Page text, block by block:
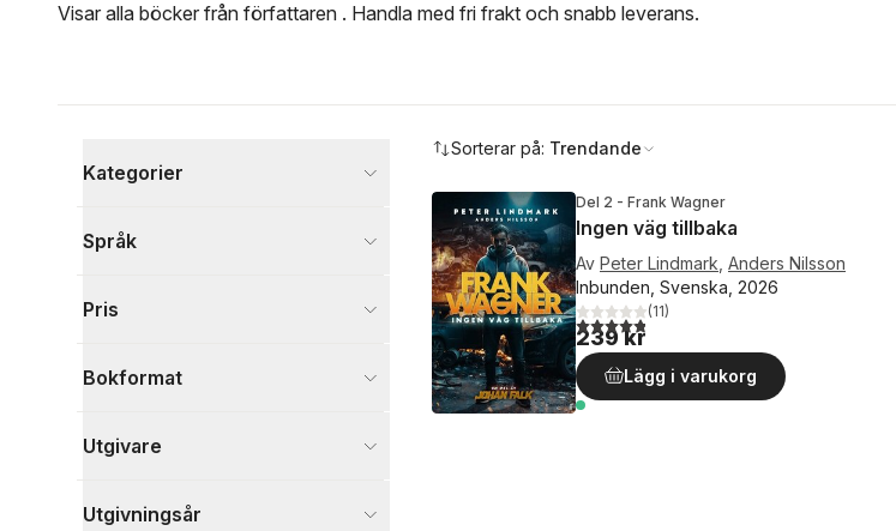
Visar alla böcker från författaren . Handla med fri frakt och snabb leverans.
Kategorier
Visa fler
Språk
Pris
Bokformat
Utgivare
Utgivningsår
Sorterar på: Trendande
Del 2 - Frank Wagner
Ingen väg tillbaka
Av Peter Lindmark Anders Nilsson
Inbunden, Svenska, 2026
4,8utav 5 stjärnor. Totalt antal röster:
(11)
239 kr
Lägg i varukorg